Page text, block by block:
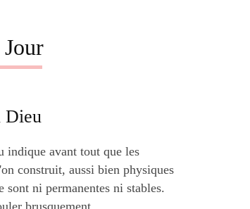
Dieu
indique avant tout que les
construit, aussi bien physiques
sont ni permanentes ni stables.